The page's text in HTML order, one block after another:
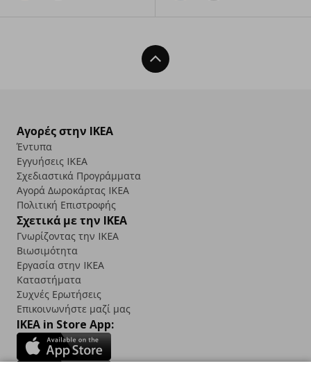
Back To Top
Αγορές στην IKEA
Έντυπα
Εγγυήσεις IKEA
Σχεδιαστικά Προγράμματα
Αγορά Δωρoκάρτας IKEA
Πολιτική Επιστροφής
Σχετικά με την IKEA
Γνωρίζοντας την IKEA
Βιωσιμότητα
Εργασία στην IKEA
Καταστήματα
Συχνές Ερωτήσεις
Επικοινωνήστε μαζί μας
IKEA in Store App: